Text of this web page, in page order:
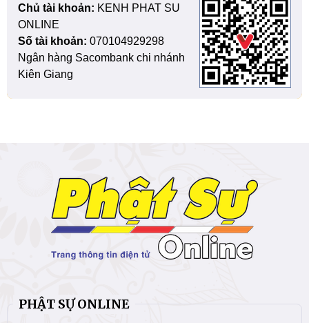
Chủ tài khoản: KENH PHAT SU
ONLINE
Số tài khoản: 070104929298
Ngân hàng Sacombank chi nhánh
Kiên Giang
PHẬT SỰ ONLINE